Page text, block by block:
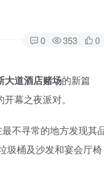
0 353 0
大道酒店赌场的新篇
幕之夜派对。
不寻常的地方发现其
圾桶及沙发和宴会厅椅